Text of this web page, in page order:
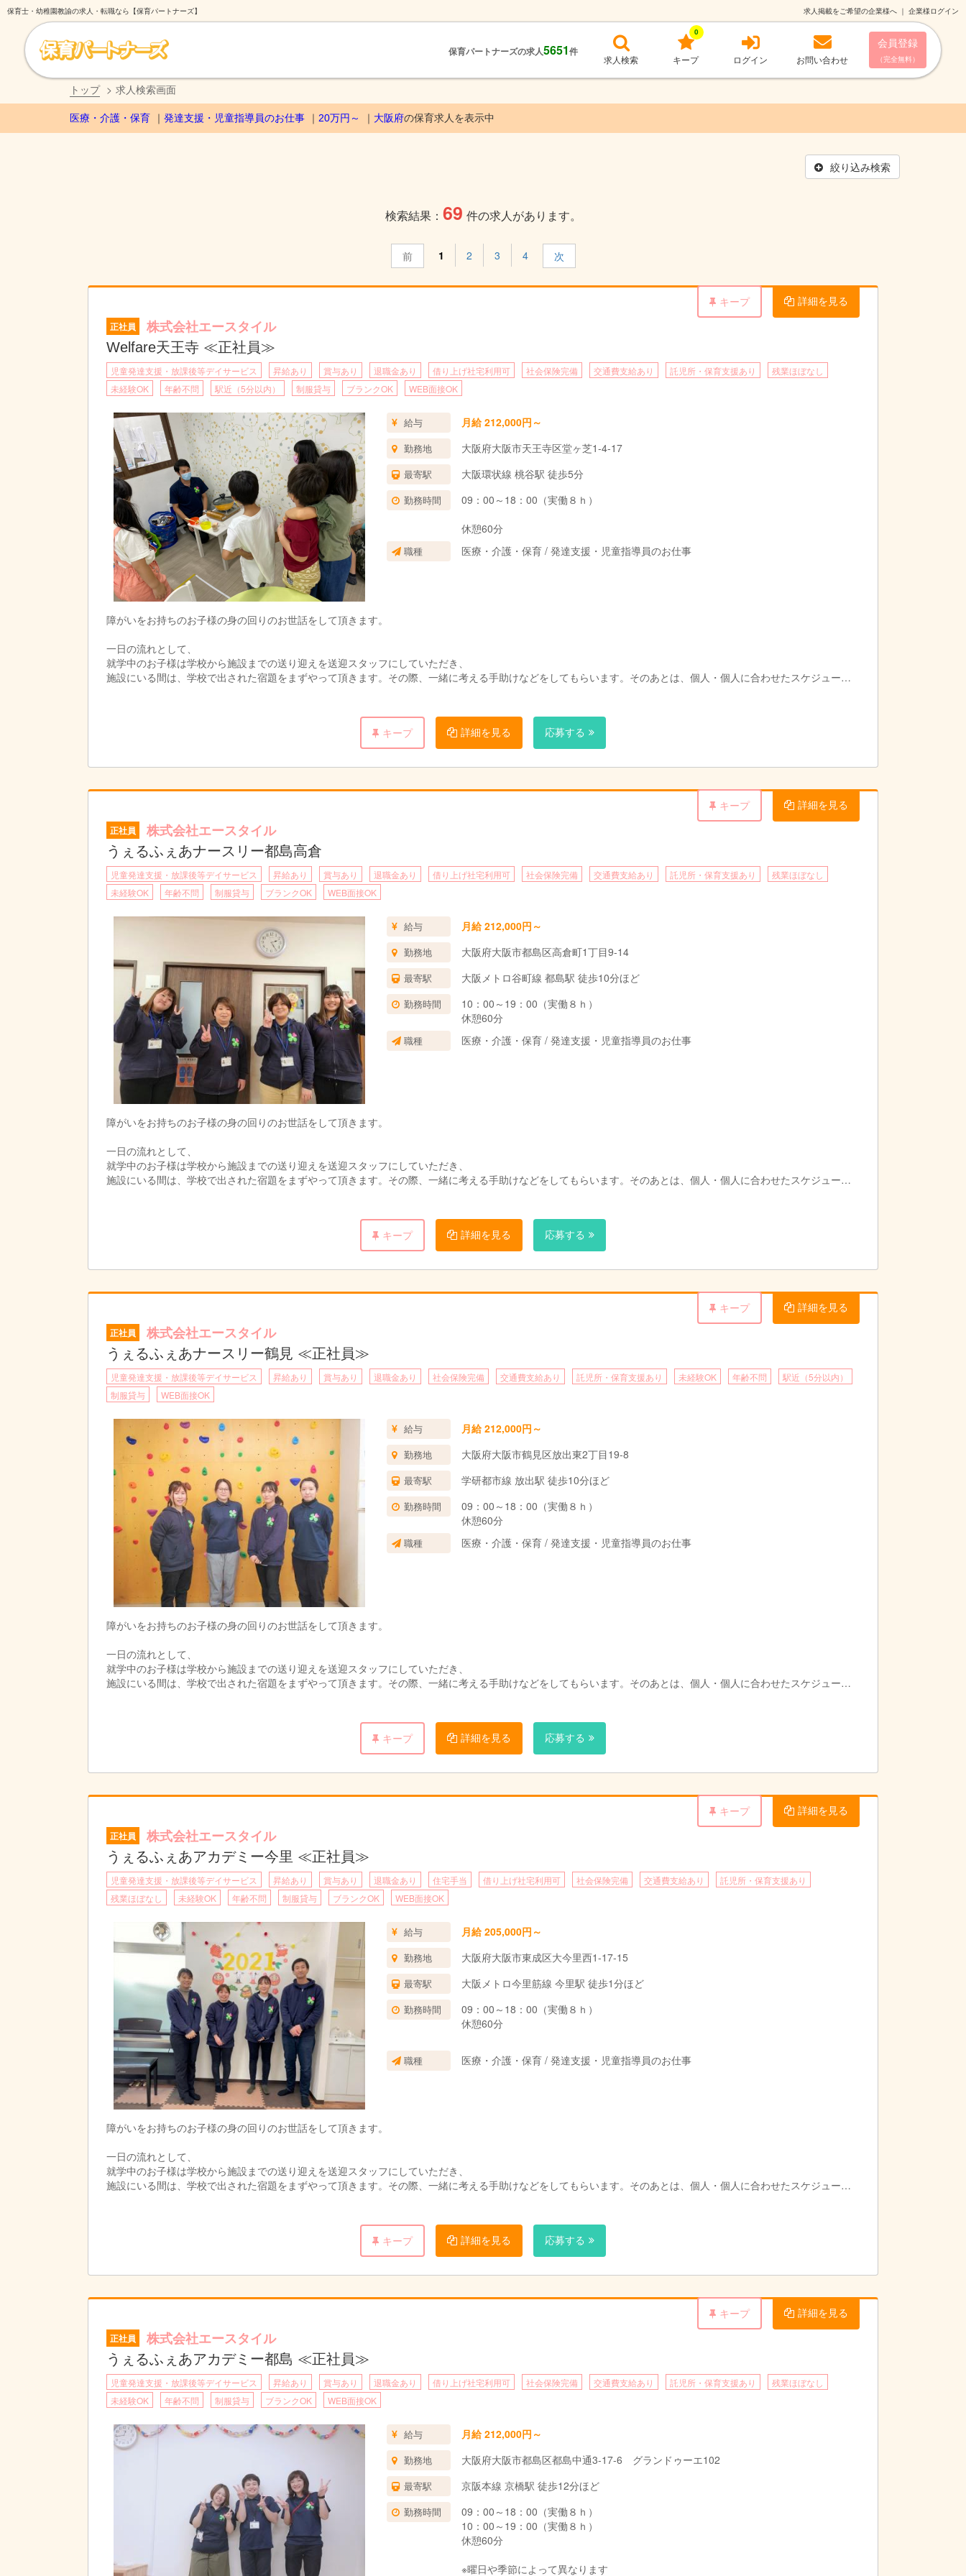
保育士・幼稚園教諭の求人・転職なら【保育パートナーズ】 求人掲載をご希望の企業様へ ｜ 企業様ログイン
保育パートナーズの求人5651件
求人検索 キープ
0
ログイン お問い合わせ
会員登録
（完全無料）
トップ 求人検索画面
医療・介護・保育 発達支援・児童指導員のお仕事 20万円～ 大阪府の保育求人を表示中
絞り込み検索
検索結果： 69 件の求人があります。
前 1 2 3 4 次
キープ 詳細を見る
正社員 株式会社エースタイル
Welfare天王寺 ≪正社員≫
児童発達支援・放課後等デイサービス 昇給あり 賞与あり 退職金あり 借り上げ社宅利用可 社会保険完備 交通費支給あり 託児所・保育支援あり
残業ほぼなし
未経験OK
年齢不問 駅近（5分以内） 制服貸与 ブランクOK WEB面接OK
給与 月給 212,000円～
勤務地 大阪府大阪市天王寺区堂ヶ芝1-4-17
最寄駅 大阪環状線 桃谷駅 徒歩5分
勤務時間
09：00～18：00（実働８ｈ）
休憩60分
職種 医療・介護・保育 / 発達支援・児童指導員のお仕事
障がいをお持ちのお子様の身の回りのお世話をして頂きます。
一日の流れとして、
就学中のお子様は学校から施設までの送り迎えを送迎スタッフにしていただき、
施設にいる間は、学校で出された宿題をまずやって頂きます。その際、一緒に考える手助けなどをしてもらいます。そのあとは、個人・個人に合わせたスケジュール
障がいをお持ちのお子様は周りより少し、苦手なことが多いだけです。
その苦手なことを一緒にできるまで手助けする。そんなお仕事です。
キープ 詳細を見る 応募する
キープ 詳細を見る
正社員 株式会社エースタイル
うぇるふぇあナースリー都島高倉
児童発達支援・放課後等デイサービス 昇給あり 賞与あり 退職金あり 借り上げ社宅利用可 社会保険完備 交通費支給あり 託児所・保育支援あり
残業ほぼなし
未経験OK
年齢不問 制服貸与 ブランクOK WEB面接OK
給与 月給 212,000円～
勤務地 大阪府大阪市都島区高倉町1丁目9-14
最寄駅 大阪メトロ谷町線 都島駅 徒歩10分ほど
勤務時間
10：00～19：00（実働８ｈ）
休憩60分
職種 医療・介護・保育 / 発達支援・児童指導員のお仕事
障がいをお持ちのお子様の身の回りのお世話をして頂きます。
一日の流れとして、
就学中のお子様は学校から施設までの送り迎えを送迎スタッフにしていただき、
施設にいる間は、学校で出された宿題をまずやって頂きます。その際、一緒に考える手助けなどをしてもらいます。そのあとは、個人・個人に合わせたスケジュール
障がいをお持ちのお子様は周りより少し、苦手なことが多いだけです。
その苦手なことを一緒にできるまで手助けする。そんなお仕事です。
キープ 詳細を見る 応募する
キープ 詳細を見る
正社員 株式会社エースタイル
うぇるふぇあナースリー鶴見 ≪正社員≫
児童発達支援・放課後等デイサービス 昇給あり 賞与あり 退職金あり 社会保険完備 交通費支給あり 託児所・保育支援あり 未経験OK 年齢不問
駅近（5分以内）
制服貸与
WEB面接OK
給与 月給 212,000円～
勤務地 大阪府大阪市鶴見区放出東2丁目19-8
最寄駅 学研都市線 放出駅 徒歩10分ほど
勤務時間
09：00～18：00（実働８ｈ）
休憩60分
職種 医療・介護・保育 / 発達支援・児童指導員のお仕事
障がいをお持ちのお子様の身の回りのお世話をして頂きます。
一日の流れとして、
就学中のお子様は学校から施設までの送り迎えを送迎スタッフにしていただき、
施設にいる間は、学校で出された宿題をまずやって頂きます。その際、一緒に考える手助けなどをしてもらいます。そのあとは、個人・個人に合わせたスケジュール
障がいをお持ちのお子様は周りより少し、苦手なことが多いだけです。
その苦手なことを一緒にできるまで手助けする。そんなお仕事です。
キープ 詳細を見る 応募する
キープ 詳細を見る
正社員 株式会社エースタイル
うぇるふぇあアカデミー今里 ≪正社員≫
児童発達支援・放課後等デイサービス 昇給あり 賞与あり 退職金あり 住宅手当 借り上げ社宅利用可 社会保険完備 交通費支給あり
託児所・保育支援あり
残業ほぼなし
未経験OK 年齢不問 制服貸与 ブランクOK WEB面接OK
給与 月給 205,000円～
勤務地 大阪府大阪市東成区大今里西1-17-15
最寄駅 大阪メトロ今里筋線 今里駅 徒歩1分ほど
勤務時間
09：00～18：00（実働８ｈ）
休憩60分
職種 医療・介護・保育 / 発達支援・児童指導員のお仕事
障がいをお持ちのお子様の身の回りのお世話をして頂きます。
一日の流れとして、
就学中のお子様は学校から施設までの送り迎えを送迎スタッフにしていただき、
施設にいる間は、学校で出された宿題をまずやって頂きます。その際、一緒に考える手助けなどをしてもらいます。そのあとは、個人・個人に合わせたスケジュール
障がいをお持ちのお子様は周りより少し、苦手なことが多いだけです。
その苦手なことを一緒にできるまで手助けする。そんなお仕事です。
キープ 詳細を見る 応募する
キープ 詳細を見る
正社員 株式会社エースタイル
うぇるふぇあアカデミー都島 ≪正社員≫
児童発達支援・放課後等デイサービス 昇給あり 賞与あり 退職金あり 借り上げ社宅利用可 社会保険完備 交通費支給あり 託児所・保育支援あり
残業ほぼなし
未経験OK
年齢不問 制服貸与 ブランクOK WEB面接OK
給与 月給 212,000円～
勤務地 大阪府大阪市都島区都島中通3-17-6 グランドゥーエ102
最寄駅 京阪本線 京橋駅 徒歩12分ほど
勤務時間
09：00～18：00（実働８ｈ）
10：00～19：00（実働８ｈ）
休憩60分
※曜日や季節によって異なります